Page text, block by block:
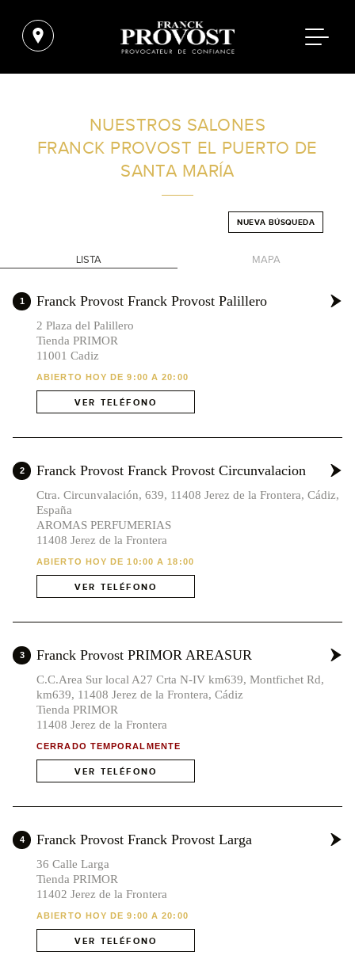
FILTROS AVANZADOS
NUESTROS SALONES
FRANCK PROVOST EL PUERTO DE
SANTA MARÍA
NUEVA BÚSQUEDA
LISTA MAPA
+
1 Franck Provost Franck Provost Palillero
2 Plaza del Palillero
Tienda PRIMOR
11001 Cadiz
ABIERTO HOY DE 9:00 A 20:00
VER TELÉFONO
2 Franck Provost Franck Provost Circunvalacion
Ctra. Circunvalación, 639, 11408 Jerez de la Frontera, Cádiz,
España
AROMAS PERFUMERIAS
11408 Jerez de la Frontera
ABIERTO HOY DE 10:00 A 18:00
VER TELÉFONO
3 Franck Provost PRIMOR AREASUR
C.C.Area Sur local A27 Crta N-IV km639, Montfichet Rd,
km639, 11408 Jerez de la Frontera, Cádiz
Tienda PRIMOR
11408 Jerez de la Frontera
CERRADO TEMPORALMENTE
VER TELÉFONO
4 Franck Provost Franck Provost Larga
36 Calle Larga
Tienda PRIMOR
11402 Jerez de la Frontera
ABIERTO HOY DE 9:00 A 20:00
VER TELÉFONO